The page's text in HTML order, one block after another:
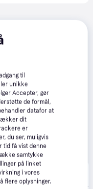
til
unikke
Accepter, gør
de formål,
datafor at
dit
er
du ser, muligvis
tid få vist denne
samtykke
på linket
i vores
flere oplysninger.